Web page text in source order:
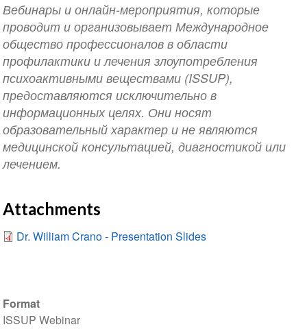
Format
ISSUP Webinar
Вебинары и онлайн-мероприятия, которые
проводит и организовывает Международное
общество профессионалов в области
профилактики и лечения злоупотребления
психоактивными веществами (ISSUP),
предоставляются исключительно в
информационных целях. Они носят
образовательный характер и не являются
медицинской консультацией, диагностикой или
лечением.
Attachments
Dr. William Crano - Presentation Slides